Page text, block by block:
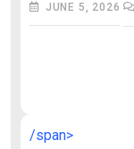
JUNE 5, 2026
/span>